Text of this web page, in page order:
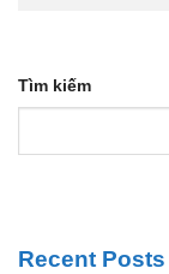
Tìm kiếm
Recent Posts